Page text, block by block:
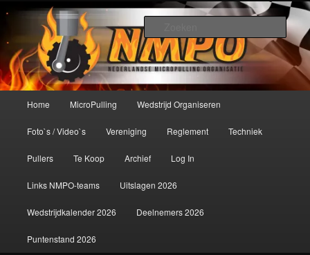
primaire
inhoudNederlandse MicroPulling
Organisatie
De meest krachtige modelbouwsport ter wereld!
Home MicroPulling Wedstrijd Organiseren
Foto`s / Video`s Vereniging Reglement Techniek
Pullers Te Koop Archief Log In
Links NMPO-teams Uitslagen 2026
Wedstrijdkalender 2026 Deelnemers 2026
Puntenstand 2026